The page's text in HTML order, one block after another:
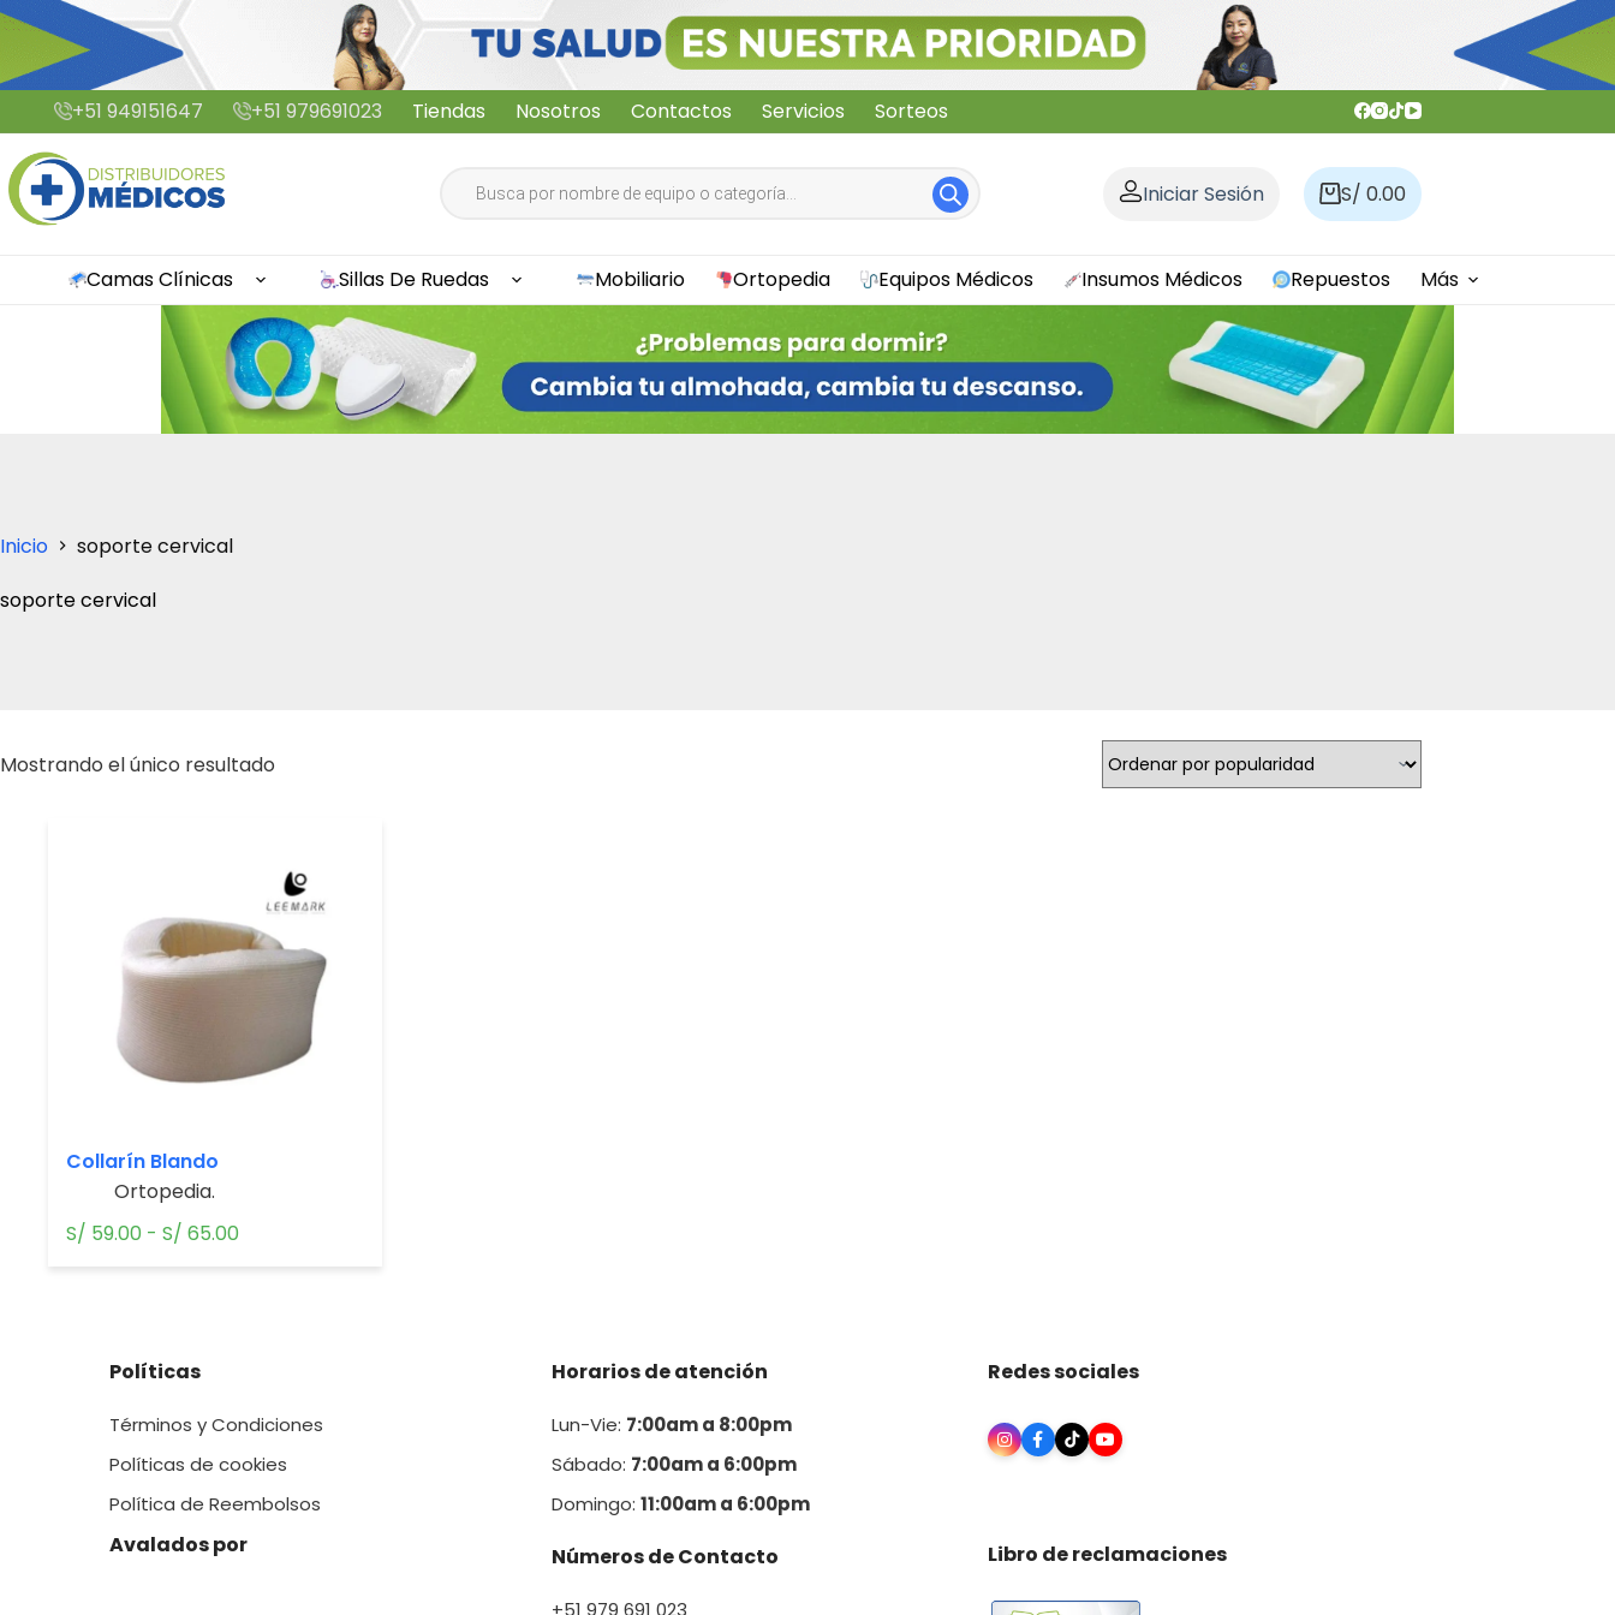
Saltar
al
contenido
+51 949151647 +51 979691023 Tiendas Nosotros Contactos Servicios Sorteos
Iniciar Sesión
Carro
compra
S/ 0.00
Camas Clínicas Sillas De Ruedas Mobiliario Ortopedia Equipos Médicos Insumos Médicos Repuestos Más
Inicio
soporte cervical
soporte cervical
Mostrando el único resultado
Collarín Blando
Ortopedia.
S/ 59.00 - S/ 65.00
S/ 65.00
Políticas
Términos y Condiciones
Políticas de cookies
Política de Reembolsos
Avalados por
Horarios de atención
Lun-Vie: 7:00am a 8:00pm
Sábado: 7:00am a 6:00pm
Domingo:11:00am a 6:00pm
Números de Contacto
+51 979 691 023
Redes sociales
Libro de reclamaciones